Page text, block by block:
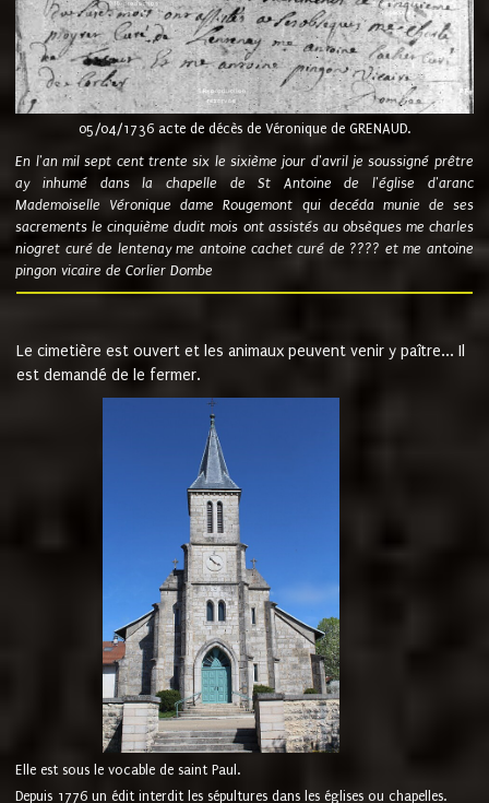
05/04/1736 acte de décès de Véronique de GRENAUD.
En l'an mil sept cent trente six le sixième jour d'avril je soussigné prêtre
ay inhumé dans la chapelle de St Antoine de l'église d'aranc
Mademoiselle Véronique dame Rougemont qui decéda munie de ses
sacrements le cinquième dudit mois ont assistés au obsèques me charles
niogret curé de lentenay me antoine cachet curé de ???? et me antoine
pingon vicaire de Corlier Dombe
Le cimetière est ouvert et les animaux peuvent venir y paître... Il
est demandé de le fermer.
Elle est sous le vocable de saint Paul.
Depuis 1776 un édit interdit les sépultures dans les églises ou chapelles.